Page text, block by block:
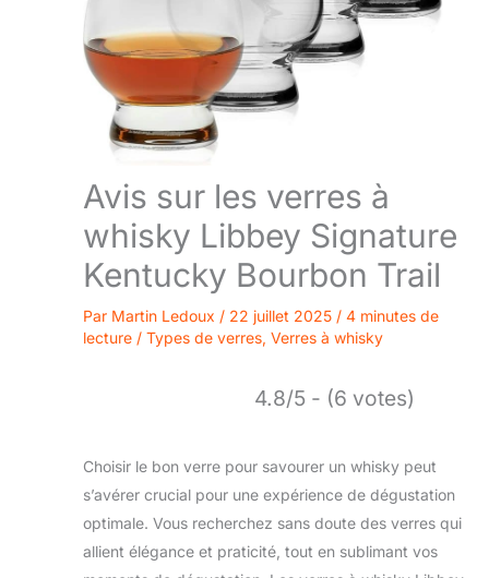
Avis sur les verres à
whisky Libbey Signature
Kentucky Bourbon Trail
Par Martin Ledoux / 22 juillet 2025 / 4 minutes de
lecture / Types de verres, Verres à whisky
4.8/5 - (6 votes)
Choisir le bon verre pour savourer un whisky peut
s’avérer crucial pour une expérience de dégustation
optimale. Vous recherchez sans doute des verres qui
allient élégance et praticité, tout en sublimant vos